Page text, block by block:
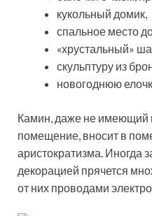
кукольный домик,
спальное место
«хрустальный»
скульптуру из
новогоднюю
Камин, даже не имеющий
помещение, вносит в
аристократизма. Иногда
декорацией прячется
от них проводами